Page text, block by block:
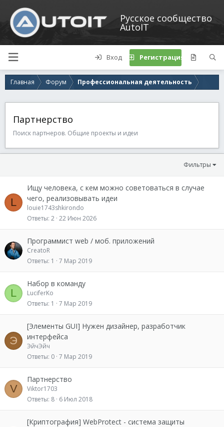
Русское сообщество
AutoIT
Вход Регистрация
Главная Форум Профессиональная деятельность
Партнерство
Поиск партнеров. Общие проекты и идеи
Фильтры
L
Ищу человека, с кем можно советоваться в случае
чего, реализовывать идеи
louie1743shkirondo
Ответы 2 22 Июн 2026
Программист web / моб. приложений
CreatoR
Ответы 1 7 Мар 2019
L
Набор в команду
LuciferKo
Ответы 1 7 Мар 2019
Э
[Элементы GUI] Нужен дизайнер, разработчик
интерфейса
ЭйчЭйч
Ответы 0 7 Мар 2019
V
Партнерство
Viktor1703
Ответы 8 6 Июл 2018
[Криптография] WebProtect - система защиты